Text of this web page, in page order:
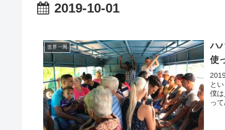
2019-10-01
世界一周
ハ
使
と
僕
っ